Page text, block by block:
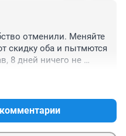
отменили. Меняйте
скидку оба и пытмются
8 дней ничего не